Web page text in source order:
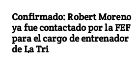
Confirmado: Robert Moreno
ya fue contactado por la FEF
para el cargo de entrenador
de La Tri